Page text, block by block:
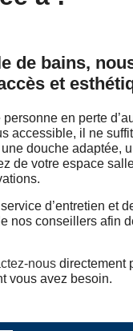
de bains,
et
en perte
accessible, il ne
douche adaptée,
de votre espace
d’entretien et
nos conseillers afin
nous directement
vous avez besoin.